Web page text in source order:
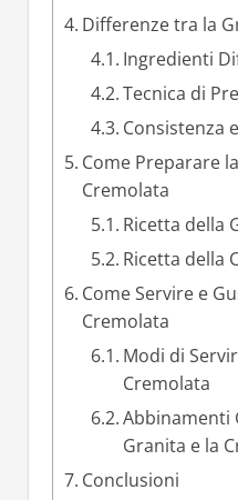
Differenze tra la
Ingredienti
Tecnica di
Consistenza
Come Preparare
Cremolata
Ricetta della
Ricetta della
Come Servire e
Cremolata
Modi di
Cremolata
Abbinamenti
Granita e la
Conclusioni